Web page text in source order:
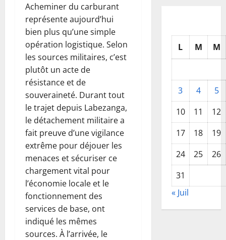
Acheminer du carburant
représente aujourd’hui
bien plus qu’une simple
opération logistique. Selon
les sources militaires, c’est
plutôt un acte de
résistance et de
souveraineté. Durant tout
le trajet depuis Labezanga,
le détachement militaire a
fait preuve d’une vigilance
extrême pour déjouer les
menaces et sécuriser ce
chargement vital pour
l’économie locale et le
fonctionnement des
services de base, ont
indiqué les mêmes
sources. À l’arrivée, le
L M M
3 4
5
10
11
12
17
18
19
24
25
26
31
« Juil